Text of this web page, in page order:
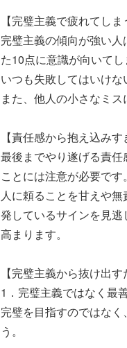
【完璧主義で疲れてしま
完璧主義の傾向が強い
た10点に意識が向いて
いつも失敗してはいけな
また、他人の小さなミ
【責任感から抱え込みす
最後までやり遂げる責
ことには注意が必要です。
人に頼ることを甘えや
発しているサインを見
高まります。
【完璧主義から抜け出す
1．完璧主義ではなく最
完璧を目指すのではな
う。